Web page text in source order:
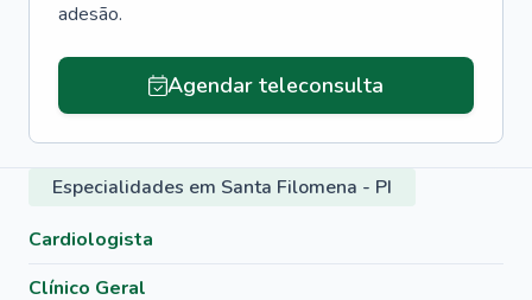
adesão.
Agendar teleconsulta
Especialidades em Santa Filomena - PI
Cardiologista
Clínico Geral